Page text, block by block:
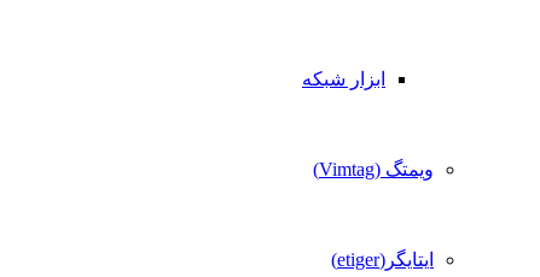
ابزار شبکه
ویمتگ (Vimtag)
ایتایگر(etiger)